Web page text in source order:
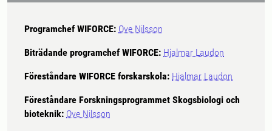
Programchef WIFORCE: Ove Nilsson
Biträdande programchef WIFORCE: Hjalmar Laudon
Föreståndare WIFORCE forskarskola: Hjalmar Laudon
Föreståndare Forskningsprogrammet Skogsbiologi och
bioteknik: Ove Nilsson